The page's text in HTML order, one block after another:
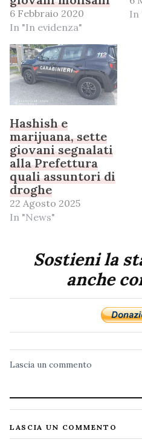
6 Febbraio 2020
In "In evidenza"
In
Hashish e
marijuana, sette
giovani segnalati
alla Prefettura
quali assuntori di
droghe
22 Agosto 2025
In "News"
Sostieni la
anche
Lascia un commento
LASCIA UN COMMENTO